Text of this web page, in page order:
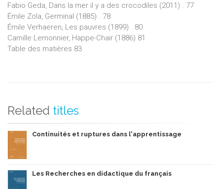
Fabio Geda, Dans la mer il y a des crocodiles (2011) . 77
Émile Zola, Germinal (1885) . 78
Émile Verhaeren, Les pauvres (1899) . 80
Camille Lemonnier, Happe-Chair (1886) 81
Table des matières 83
Related titles
Continuités et ruptures dans l'apprentissage
Les Recherches en didactique du français